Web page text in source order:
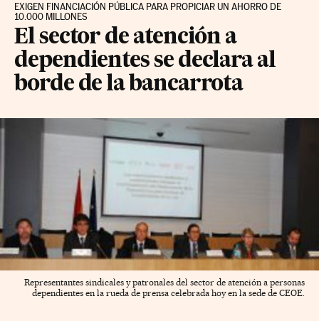
EXIGEN FINANCIACIÓN PÚBLICA PARA PROPICIAR UN AHORRO DE
10.000 MILLONES
El sector de atención a
dependientes se declara al
borde de la bancarrota
Representantes sindicales y patronales del sector de atención a personas
dependientes en la rueda de prensa celebrada hoy en la sede de CEOE.